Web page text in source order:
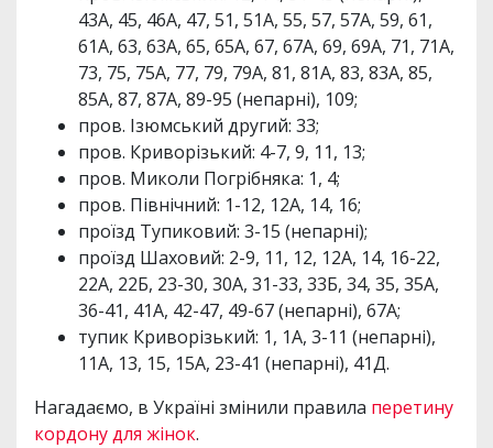
43А, 45, 46А, 47, 51, 51А, 55, 57, 57А, 59, 61,
61А, 63, 63А, 65, 65А, 67, 67А, 69, 69А, 71, 71А,
73, 75, 75А, 77, 79, 79А, 81, 81А, 83, 83А, 85,
85А, 87, 87А, 89-95 (непарні), 109;
пров. Ізюмський другий: 33;
пров. Криворізький: 4-7, 9, 11, 13;
пров. Миколи Погрібняка: 1, 4;
пров. Північний: 1-12, 12А, 14, 16;
проїзд Тупиковий: 3-15 (непарні);
проїзд Шаховий: 2-9, 11, 12, 12А, 14, 16-22,
22А, 22Б, 23-30, 30А, 31-33, 33Б, 34, 35, 35А,
36-41, 41А, 42-47, 49-67 (непарні), 67А;
тупик Криворізький: 1, 1А, 3-11 (непарні),
11А, 13, 15, 15А, 23-41 (непарні), 41Д.
Нагадаємо, в Україні змінили правила перетину
кордону для жінок.